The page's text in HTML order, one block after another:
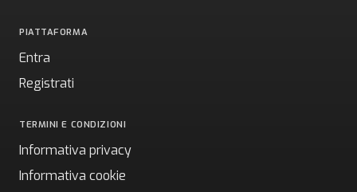
PIATTAFORMA
Entra
Registrati
TERMINI E CONDIZIONI
Informativa privacy
Informativa cookie